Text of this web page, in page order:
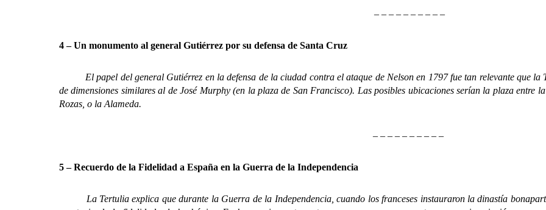
– – – – – – – – – –
4 – Un monumento al general Gutiérrez por su defensa de Santa Cruz
El papel del general Gutiérrez en la defensa de la ciudad contra el ataque de Nelson en 1797 fue tan relevante que la
de dimensiones similares al de José Murphy (en la plaza de San Francisco). Las posibles ubicaciones serían la plaza entre
Rozas, o la Alameda.
– – – – – – – – – –
5 – Recuerdo de la Fidelidad a España en la Guerra de la Independencia
La Tertulia explica que durante la Guerra de la Independencia, cuando los franceses instauraron la dinastía